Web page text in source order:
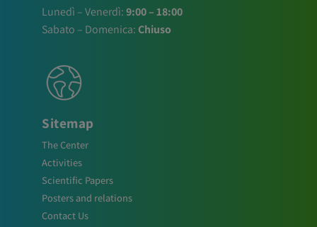
Lunedì – Venerdì:9:00 – 18:00
Sabato – Domenica: Chiuso
Sitemap
The Center
Activities
Scientific Papers
Posters and relations
Contact Us